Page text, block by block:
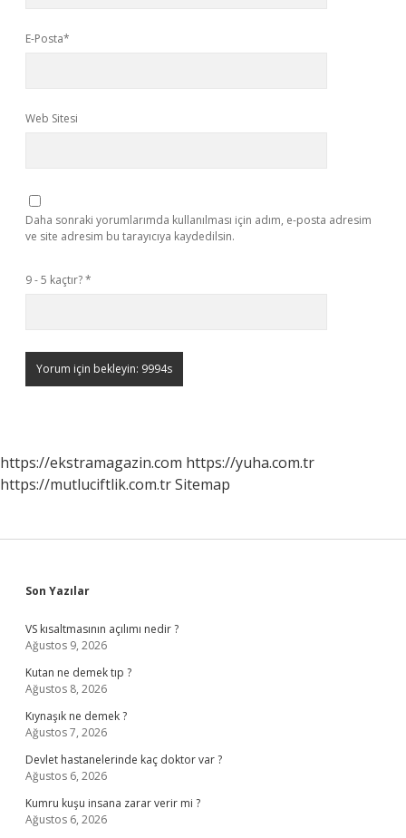
E-Posta*
Web Sitesi
Daha sonraki yorumlarımda kullanılması için adım, e-posta adresim
ve site adresim bu tarayıcıya kaydedilsin.
9 - 5 kaçtır?*
https://ekstramagazin.com https://yuha.com.tr
https://mutluciftlik.com.trSitemap
Sidebar
Son Yazılar
VS kısaltmasının açılımı nedir ?
Ağustos 9, 2026
Kutan ne demek tıp ?
Ağustos 8, 2026
Kıynaşık ne demek ?
Ağustos 7, 2026
Devlet hastanelerinde kaç doktor var ?
Ağustos 6, 2026
Kumru kuşu insana zarar verir mi ?
Ağustos 6, 2026